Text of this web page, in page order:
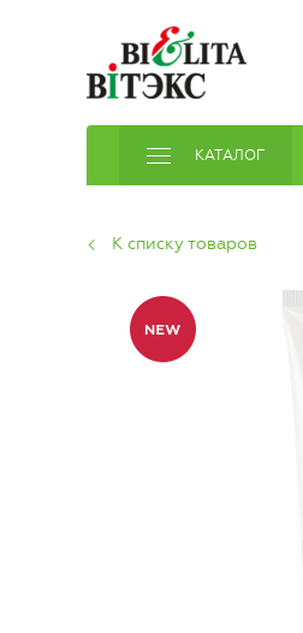
КАТАЛОГ
К списку товаров